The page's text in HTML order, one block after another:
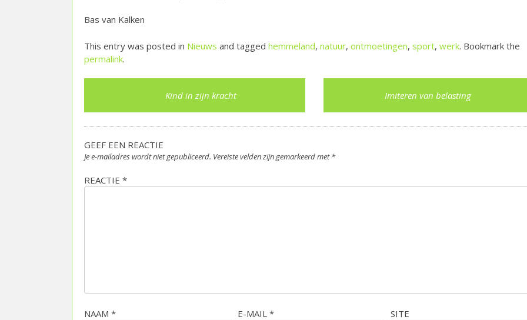
Bas van Kalken
This entry was posted in Nieuws and tagged hemmeland, natuur, ontmoetingen, sport, werk. Bookmark the
permalink.
navigation
Kind in zijn kracht Imiteren van belasting
GEEF EEN REACTIE
Je e-mailadres wordt niet gepubliceerd. Vereiste velden zijn gemarkeerd met*
REACTIE *
NAAM * E-MAIL * SITE